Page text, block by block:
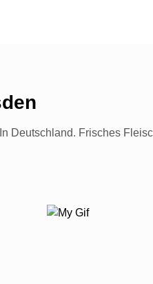
Deutschland. Frisches